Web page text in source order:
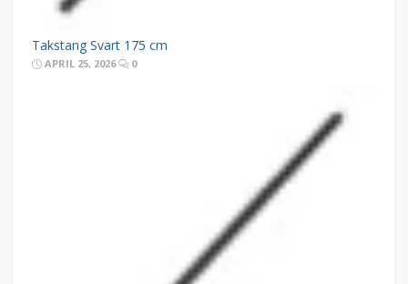
Takstang Svart 175 cm
APRIL 25, 2026 0